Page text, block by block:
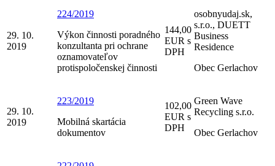
29. 10.
2019
224/2019
Výkon činnosti poradného
konzultanta pri ochrane
oznamovateľov
protispoločenskej činnosti
144,00
EUR s
DPH
osobnyudaj.sk,
s.r.o., DUETT
Business
Residence
Obec Gerlachov
29. 10.
2019
223/2019
Mobilná skartácia
dokumentov
102,00
EUR s
DPH
Green Wave
Recycling s.r.o.
Obec Gerlachov